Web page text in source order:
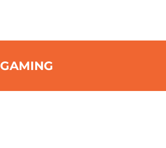
GAMING